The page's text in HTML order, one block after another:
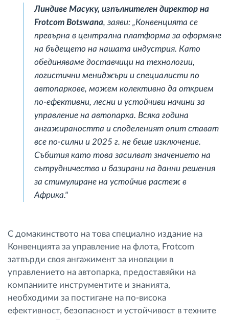
Линдиве Масуку, изпълнителен директор на
Frotcom Botswana, заяви: „Конвенцията се
превърна в централна платформа за оформяне
на бъдещето на нашата индустрия. Като
обединяваме доставчици на технологии,
логистични мениджъри и специалисти по
автопаркове, можем колективно да открием
по-ефективни, лесни и устойчиви начини за
управление на автопарка. Всяка година
ангажираността и споделеният опит стават
все по-силни и 2025 г. не беше изключение.
Събития като това засилват значението на
сътрудничество и базирани на данни решения
за стимулиране на устойчив растеж в
Африка."
С домакинството на това специално издание на
Конвенцията за управление на флота, Frotcom
затвърди своя ангажимент за иновации в
управлението на автопарка, предоставяйки на
компаниите инструментите и знанията,
необходими за постигане на по-висока
ефективност, безопасност и устойчивост в техните